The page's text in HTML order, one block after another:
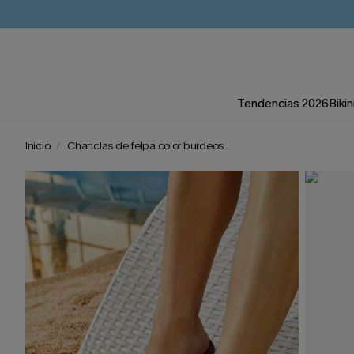
Tendencias 2026
Inicio Chanclas de felpa color burdeos